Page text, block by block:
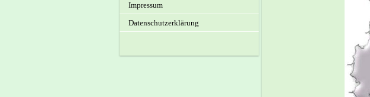
Impressum
Datenschutzerklärung